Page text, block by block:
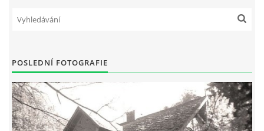
POSLEDNÍ FOTOGRAFIE